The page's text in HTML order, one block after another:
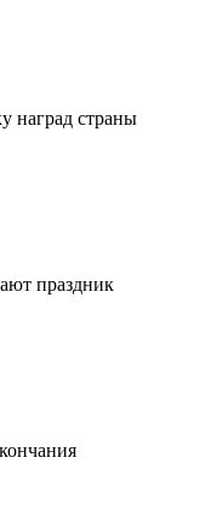
наград страны
праздник